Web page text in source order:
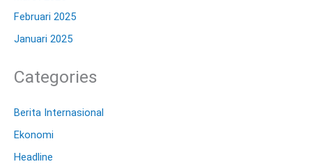
Februari 2025
Januari 2025
Categories
Berita Internasional
Ekonomi
Headline